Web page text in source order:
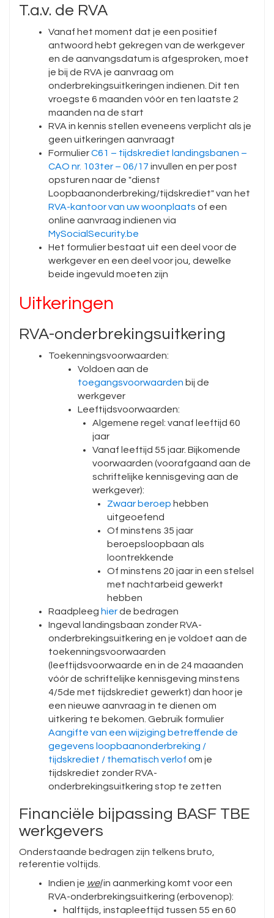
T.a.v. de RVA
Vanaf het moment dat je een positief
antwoord hebt gekregen van de werkgever
en de aanvangsdatum is afgesproken, moet
je bij de RVA je aanvraag om
onderbrekingsuitkeringen indienen. Dit ten
vroegste 6 maanden vóór en ten laatste 2
maanden na de start
RVA in kennis stellen eveneens verplicht als je
geen uitkeringen aanvraagt
FormulierC61 – tijdskrediet landingsbanen –
CAO nr. 103ter – 06/17 invullen en per post
opsturen naar de "dienst
Loopbaanonderbreking/tijdskrediet" van het
RVA-kantoor van uw woonplaats of een
online aanvraag indienen via
MySocialSecurity.be
Het formulier bestaat uit een deel voor de
werkgever en een deel voor jou, dewelke
beide ingevuld moeten zijn
Uitkeringen
RVA-onderbrekingsuitkering
Toekenningsvoorwaarden:
Voldoen aan de
toegangsvoorwaarden bij de
werkgever
Leeftijdsvoorwaarden:
Algemene regel: vanaf leeftijd 60
jaar
Vanaf leeftijd 55 jaar. Bijkomende
voorwaarden (voorafgaand aan de
schriftelijke kennisgeving aan de
werkgever):
Zwaar beroep hebben
uitgeoefend
Of minstens 35 jaar
beroepsloopbaan als
loontrekkende
Of minstens 20 jaar in een stelsel
met nachtarbeid gewerkt
hebben
Raadpleeg hierde bedragen
Ingeval landingsbaan zonder RVA-
onderbrekingsuitkering en je voldoet aan de
toekenningsvoorwaarden
(leeftijdsvoorwaarde en in de 24 maaanden
vóór de schriftelijke kennisgeving minstens
4/5de met tijdskrediet gewerkt) dan hoor je
een nieuwe aanvraag in te dienen om
uitkering te bekomen. Gebruik formulier
Aangifte van een wijziging betreffende de
gegevens loopbaanonderbreking /
tijdskrediet / thematisch verlof om je
tijdskrediet zonder RVA-
onderbrekingsuitkering stop te zetten
Financiële bijpassing BASF TBE
werkgevers
Onderstaande bedragen zijn telkens bruto,
referentie voltijds.
Indien je welin aanmerking komt voor een
RVA-onderbrekingsuitkering (erbovenop):
halftijds, instapleeftijd tussen 55 en 60